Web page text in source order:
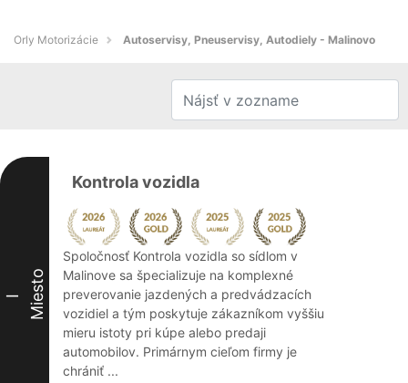
Orly Motorizácie Autoservisy, Pneuservisy, Autodiely - Malinovo
I Miesto
Kontrola vozidla
Spoločnosť Kontrola vozidla so sídlom v
Malinove sa špecializuje na komplexné
preverovanie jazdených a predvádzacích
vozidiel a tým poskytuje zákazníkom vyššiu
mieru istoty pri kúpe alebo predaji
automobilov. Primárnym cieľom firmy je
chrániť ...